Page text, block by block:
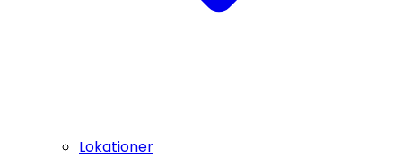
Lokationer